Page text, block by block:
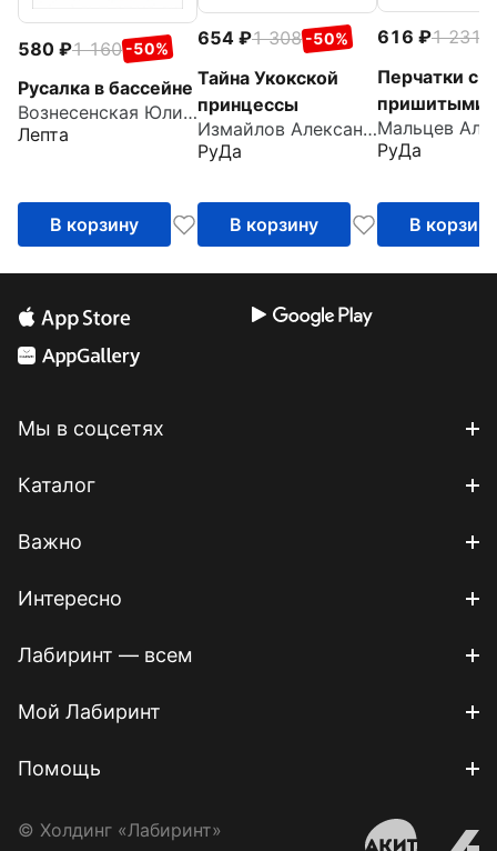
580 1 160 -50%
Русалка в бассейне
Вознесенская Юлия Николаевна
Лепта
В корзину
654 1 308 -50%
Тайна Укокской
принцессы
Измайлов Александр
РуДа
В корзину
616 1 231
Перчатки с
пришитыми
пальцами
РуДа
В корзину
Мы в соцсетях
Каталог
Важно
Интересно
Лабиринт — всем
Мой Лабиринт
Помощь
© Холдинг «Лабиринт»